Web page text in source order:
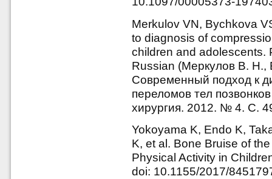
Merkulov VN, Bychkova
to diagnosis of
children and adolescents.
Russian (Меркулов В.
Современный подход к
переломов тел
хирургия. 2012. № 4. С.
Yokoyama K, Endo K,
K, et al. Bone Bruise of
Physical Activity in
doi: 10.1155/2017/